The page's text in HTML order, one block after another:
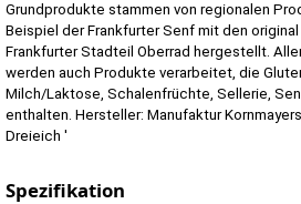
Grundprodukte stammen von regionalen
Beispiel der Frankfurter Senf mit den original
Frankfurter Stadteil Oberrad hergestellt.
werden auch Produkte verarbeitet, die
Milch/Laktose, Schalenfrüchte, Sellerie,
enthalten. Hersteller: Manufaktur
Dreieich '
Spezifikation